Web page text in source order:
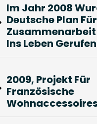
Im Jahr 2008
Deutsche Plan
Zusammenarbeit
Ins Leben
2009, Projekt Für
Französische